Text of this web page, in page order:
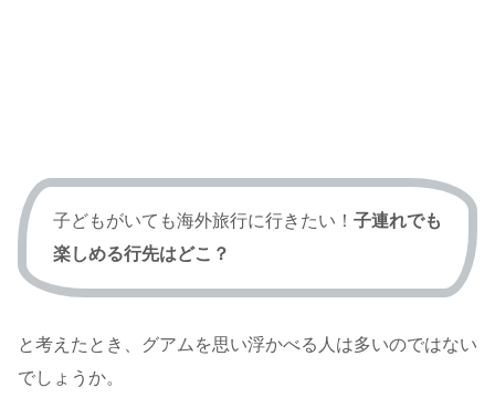
子どもがいても海外旅行に行きたい！ 子連れでも
楽しめる行先はどこ？
と考えたとき、グアムを思い浮かべる人は多いのではない
でしょうか。